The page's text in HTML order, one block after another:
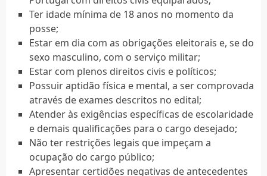
Ter idade mínima de 18 anos no momento da
posse;
Estar em dia com as obrigações eleitorais e, se do
sexo masculino, com o serviço militar;
Estar com plenos direitos civis e políticos;
Possuir aptidão física e mental, a ser comprovada
através de exames descritos no edital;
Atender às exigências específicas de escolaridade
e demais qualificações para o cargo desejado;
Não ter restrições legais que impeçam a
ocupação do cargo público;
Apresentar certidões negativas de antecedentes